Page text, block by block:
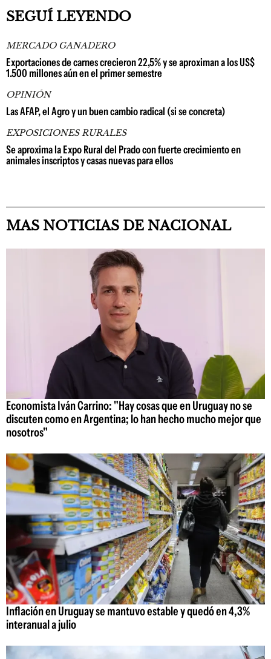
SEGUÍ LEYENDO
MERCADO GANADERO
Exportaciones de carnes crecieron 22,5% y se aproximan a los US$
1.500 millones aún en el primer semestre
OPINIÓN
Las AFAP, el Agro y un buen cambio radical (si se concreta)
EXPOSICIONES RURALES
Se aproxima la Expo Rural del Prado con fuerte crecimiento en
animales inscriptos y casas nuevas para ellos
MAS NOTICIAS DE NACIONAL
Economista Iván Carrino: "Hay cosas que en Uruguay no se
discuten como en Argentina; lo han hecho mucho mejor que
nosotros"
Inflación en Uruguay se mantuvo estable y quedó en 4,3%
interanual a julio